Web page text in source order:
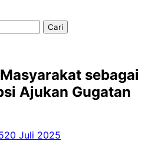
sebagai
Ajukan Gugatan
20 Juli 2025